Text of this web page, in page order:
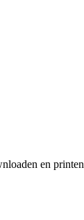
en printen